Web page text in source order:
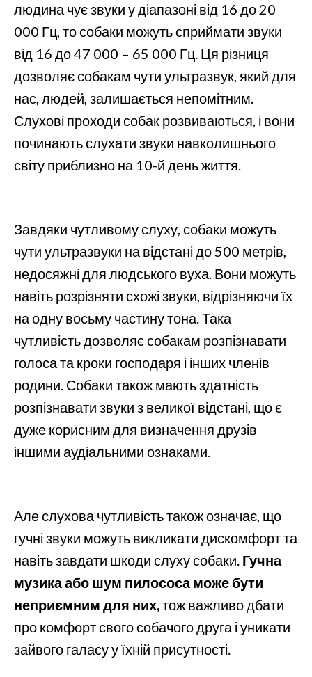
людина чує звуки у діапазоні від 16 до 20
000 Гц, то собаки можуть сприймати звуки
від 16 до 47 000 – 65 000 Гц. Ця різниця
дозволяє собакам чути ультразвук, який для
нас, людей, залишається непомітним.
Слухові проходи собак розвиваються, і вони
починають слухати звуки навколишнього
світу приблизно на 10-й день життя.
Завдяки чутливому слуху, собаки можуть
чути ультразвуки на відстані до 500 метрів,
недосяжні для людського вуха. Вони можуть
навіть розрізняти схожі звуки, відрізняючи їх
на одну восьму частину тона. Така
чутливість дозволяє собакам розпізнавати
голоса та кроки господаря і інших членів
родини. Собаки також мають здатність
розпізнавати звуки з великої відстані, що є
дуже корисним для визначення друзів
іншими аудіальними ознаками.
Але слухова чутливість також означає, що
гучні звуки можуть викликати дискомфорт та
навіть завдати шкоди слуху собаки. Гучна
музика або шум пилососа може бути
неприємним для них,тож важливо дбати
про комфорт свого собачого друга і уникати
зайвого галасу у їхній присутності.